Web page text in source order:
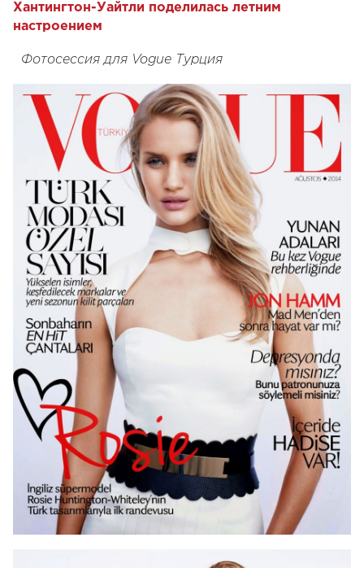
Хантингтон-Уайтли поделилась летним
настроением
Фотосессия для Vogue Турция